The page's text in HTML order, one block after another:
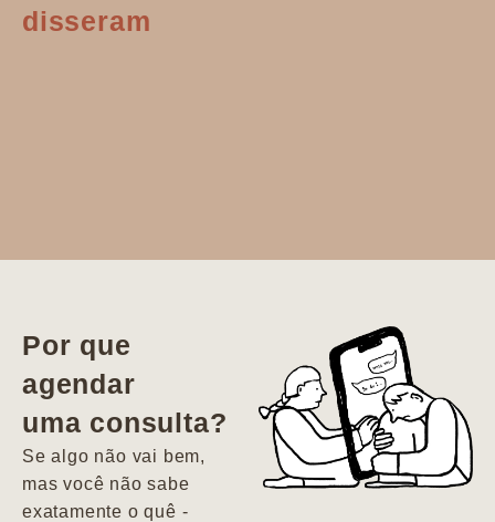
disseram
vida. Ela me
encontrou num
estado misto de
depressão e
agitação com
pensamentos
Por que
agendar
uma consulta?
Se algo não vai bem,
mas você não sabe
exatamente o quê -